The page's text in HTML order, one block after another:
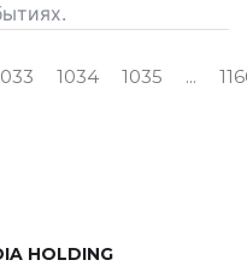
1034 1035 ...
HOLDING